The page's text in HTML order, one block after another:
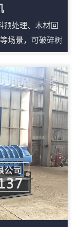
预处理、木材回
场景，可破碎树
料等大体积木质
，能把松散或不
工的碎料。根据
分和出料输送，
广、产量稳定、
压块或有机覆...